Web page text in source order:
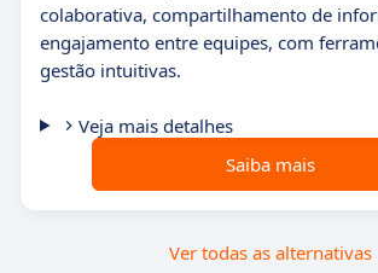
colaborativa, compartilhamento de
engajamento entre equipes, com
gestão intuitivas.
Veja mais detalhes
Saiba mais
Ver todas as alternativas